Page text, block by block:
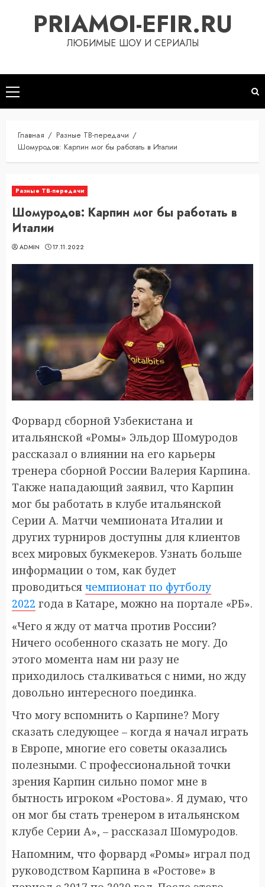
содержимомуPRIAMOI-EFIR.RU
ЛЮБИМЫЕ ШОУ И СЕРИАЛЫ
Основное
меню
Главная
Разные ТВ-передачи
Шомуродов: Карпин мог бы работать в Италии
Разные ТВ-передачи
Шомуродов: Карпин мог бы работать в
Италии
ADMIN 17.11.2022
Форвард сборной Узбекистана и
итальянской «Ромы» Эльдор Шомуродов
рассказал о влиянии на его карьеры
тренера сборной России Валерия Карпина.
Также нападающий заявил, что Карпин
мог бы работать в клубе итальянской
Серии А. Матчи чемпионата Италии и
других турниров доступны для клиентов
всех мировых букмекеров. Узнать больше
информации о том, как будет
проводиться чемпионат по футболу
2022 года в Катаре, можно на портале «РБ».
«Чего я жду от матча против России?
Ничего особенного сказать не могу. До
этого момента нам ни разу не
приходилось сталкиваться с ними, но жду
довольно интересного поединка.
Что могу вспомнить о Карпине? Могу
сказать следующее – когда я начал играть
в Европе, многие его советы оказались
полезными. С профессиональной точки
зрения Карпин сильно помог мне в
бытность игроком «Ростова». Я думаю, что
он мог бы стать тренером в итальянском
клубе Серии А», – рассказал Шомуродов.
Напомним, что форвард «Ромы» играл под
руководством Карпина в «Ростове» в